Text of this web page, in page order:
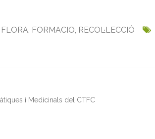
FLORA, FORMACIO, RECOL·LECCIÓ
i Medicinals del CTFC